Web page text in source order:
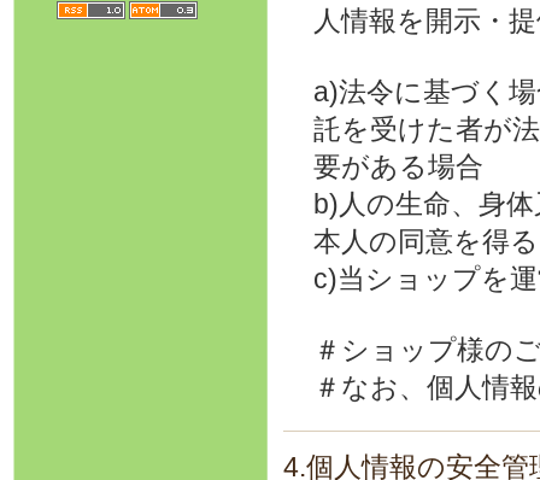
人情報を開示・
a)法令に基づく
託を受けた者が
要がある場合
b)人の生命、身
本人の同意を得
c)当ショップを
＃ショップ様の
＃なお、個人情
4.個人情報の安全管